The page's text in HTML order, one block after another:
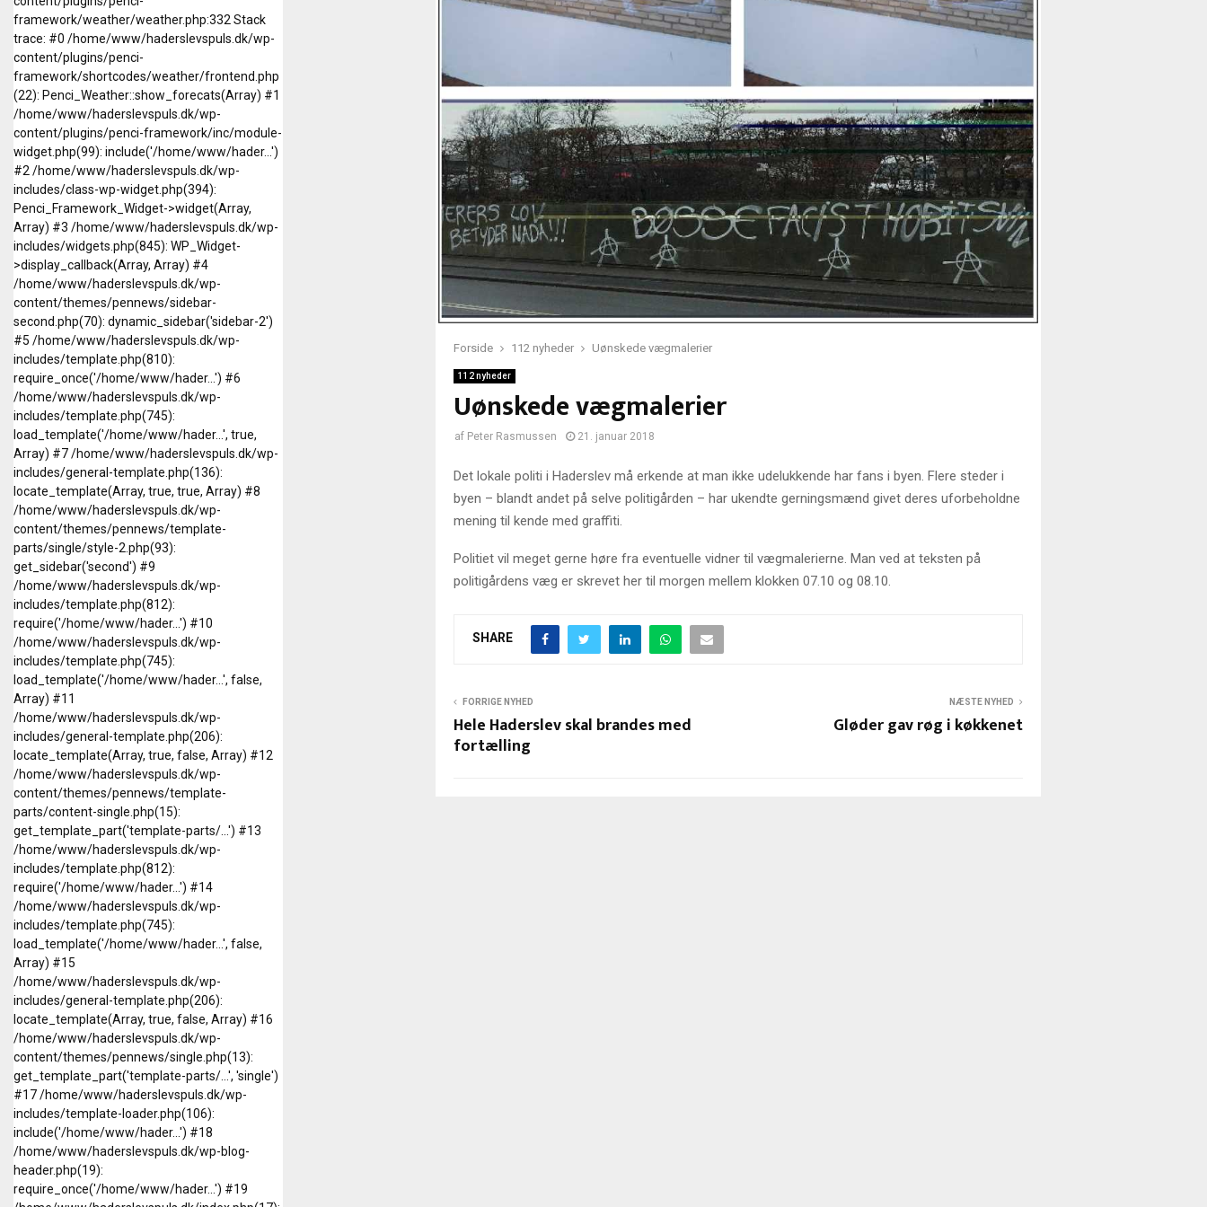
Forside 112 nyheder Uønskede vægmalerier
112 nyheder
Uønskede vægmalerier
af Peter Rasmussen 21. januar 2018
Det lokale politi i Haderslev må erkende at man ikke udelukkende har fans i byen. Flere steder i
byen – blandt andet på selve politigården – har ukendte gerningsmænd givet deres uforbeholdne
mening til kende med graffiti.
Politiet vil meget gerne høre fra eventuelle vidner til vægmalerierne. Man ved at teksten på
politigårdens væg er skrevet her til morgen mellem klokken 07.10 og 08.10.
SHARE
FORRIGE NYHED
Hele Haderslev skal brandes med
fortælling
NÆSTE NYHED
Gløder gav røg i køkkenet
framework/weather/weather.php:332 Stack
trace: #0 /home/www/haderslevspuls.dk/wp-
content/plugins/penci-
framework/shortcodes/weather/frontend.php
(22): Penci_Weather::show_forecats(Array) #1
/home/www/haderslevspuls.dk/wp-
content/plugins/penci-framework/inc/module-
widget.php(99): include('/home/www/hader...')
#2 /home/www/haderslevspuls.dk/wp-
includes/class-wp-widget.php(394):
Penci_Framework_Widget->widget(Array,
Array) #3 /home/www/haderslevspuls.dk/wp-
includes/widgets.php(845): WP_Widget-
>display_callback(Array, Array) #4
/home/www/haderslevspuls.dk/wp-
content/themes/pennews/sidebar-
second.php(70): dynamic_sidebar('sidebar-2')
#5 /home/www/haderslevspuls.dk/wp-
includes/template.php(810):
require_once('/home/www/hader...') #6
/home/www/haderslevspuls.dk/wp-
includes/template.php(745):
load_template('/home/www/hader...', true,
Array) #7 /home/www/haderslevspuls.dk/wp-
includes/general-template.php(136):
locate_template(Array, true, true, Array) #8
/home/www/haderslevspuls.dk/wp-
content/themes/pennews/template-
parts/single/style-2.php(93):
get_sidebar('second') #9
/home/www/haderslevspuls.dk/wp-
includes/template.php(812):
require('/home/www/hader...') #10
/home/www/haderslevspuls.dk/wp-
includes/template.php(745):
load_template('/home/www/hader...', false,
Array) #11
/home/www/haderslevspuls.dk/wp-
includes/general-template.php(206):
locate_template(Array, true, false, Array) #12
/home/www/haderslevspuls.dk/wp-
content/themes/pennews/template-
parts/content-single.php(15):
get_template_part('template-parts/...') #13
/home/www/haderslevspuls.dk/wp-
includes/template.php(812):
require('/home/www/hader...') #14
/home/www/haderslevspuls.dk/wp-
includes/template.php(745):
load_template('/home/www/hader...', false,
Array) #15
/home/www/haderslevspuls.dk/wp-
includes/general-template.php(206):
locate_template(Array, true, false, Array) #16
/home/www/haderslevspuls.dk/wp-
content/themes/pennews/single.php(13):
get_template_part('template-parts/...', 'single')
#17 /home/www/haderslevspuls.dk/wp-
includes/template-loader.php(106):
include('/home/www/hader...') #18
/home/www/haderslevspuls.dk/wp-blog-
header.php(19):
require_once('/home/www/hader...') #19